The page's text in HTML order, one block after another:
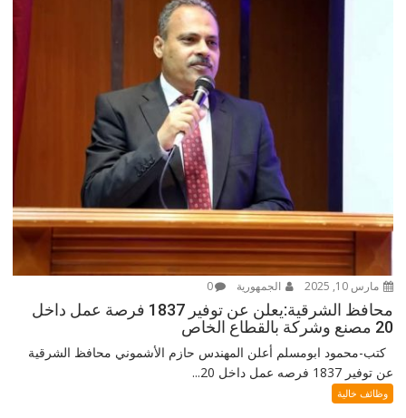
مارس 10, 2025 الجمهورية 0
محافظ الشرقية:يعلن عن توفير 1837 فرصة عمل داخل
20 مصنع وشركة بالقطاع الخاص
كتب-محمود ابومسلم أعلن المهندس حازم الأشموني محافظ الشرقية
عن توفير 1837 فرصه عمل داخل 20...
وظائف خالية